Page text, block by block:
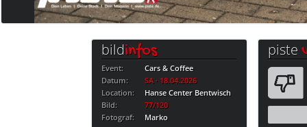
bildinfos
Event:
Cars & Coffee
Datum:
SA · 18.04.2026
Location:
Hanse Center Bentwisch
Bild:
77/120
Fotograf:
Marko
piste